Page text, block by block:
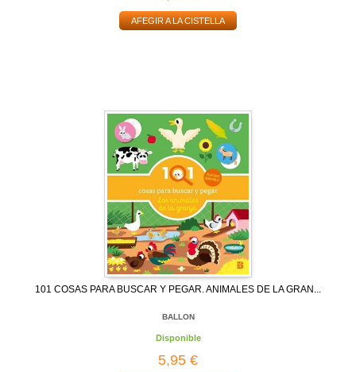
AFEGIR A LA CISTELLA
101 COSAS PARA BUSCAR Y PEGAR. ANIMALES DE LA GRAN...
BALLON
Disponible
5,95 €